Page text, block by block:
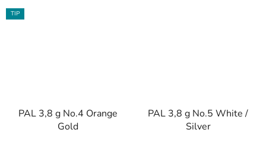
TIP
PAL 3,8 g No.4 Orange
Gold
PAL 3,8 g No.5 White /
Silver